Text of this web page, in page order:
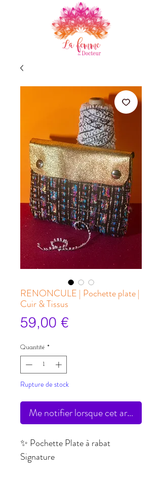
RENONCULE | Pochette plate |
Cuir & Tissus
59,00 €
Quantité *
Rupture de stock
Me notifier lorsque cet article est
✨ Pochette Plate à rabat
Signature